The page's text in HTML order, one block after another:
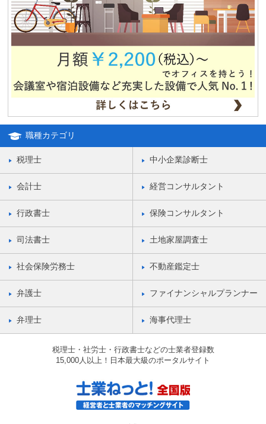
職種カテゴリ
税理士 中小企業診断士
会計士 経営コンサルタント
行政書士 保険コンサルタント
司法書士 土地家屋調査士
社会保険労務士 不動産鑑定士
弁護士 ファイナンシャルプランナー
弁理士 海事代理士
税理士・社労士・行政書士などの士業者登録数
15,000人以上！日本最大級のポータルサイト